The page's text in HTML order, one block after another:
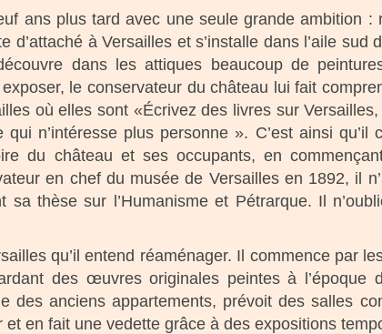
ans plus tard avec une seule grande ambition :
à Versailles et s’installe dans l’aile sud
dans les attiques beaucoup de
le conservateur du château lui fait
où elles sont «Écrivez des livres sur
n’intéresse plus personne ». C’est ainsi qu’il
du château et ses occupants, en
en chef du musée de Versailles en 1892, il
thèse sur l’Humanisme et Pétrarque. Il
qu’il entend réaménager. Il commence par
des œuvres originales peintes à
des anciens appartements, prévoit des salles
et en fait une vedette grâce à des expositions